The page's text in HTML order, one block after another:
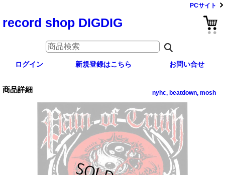
PCサイト
record shop DIGDIG
ログイン 新規登録はこちら お問い合せ
商品詳細 nyhc, beatdown, mosh